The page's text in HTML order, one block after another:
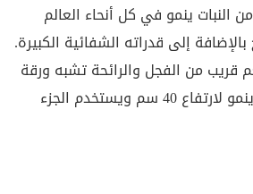
النبات ينمو في كل أنحاء العالم
إلى قدراته الشفائية الكبيرة.
قريب من الفجل والرائحة تشبه ورقة
الخردل. إن حبّ الرشاد ينمو لارتفاع 40 سم ويستخدم الجزء